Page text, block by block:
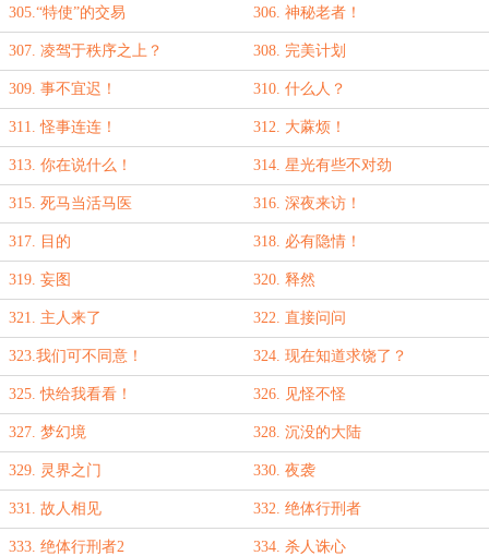
305.“特使”的交易 306. 神秘老者！
307. 凌驾于秩序之上？ 308. 完美计划
309. 事不宜迟！ 310. 什么人？
311. 怪事连连！ 312. 大蔴烦！
313. 你在说什么！ 314. 星光有些不对劲
315. 死马当活马医 316. 深夜来访！
317. 目的 318. 必有隐情！
319. 妄图 320. 释然
321. 主人来了 322. 直接问问
323.我们可不同意！ 324. 现在知道求饶了？
325. 快给我看看！ 326. 见怪不怪
327. 梦幻境 328. 沉没的大陆
329. 灵界之门 330. 夜袭
331. 故人相见 332. 绝体行刑者
333. 绝体行刑者2 334. 杀人诛心